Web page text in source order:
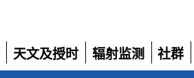
天文及授时
展
辐射监测
展
社群
展